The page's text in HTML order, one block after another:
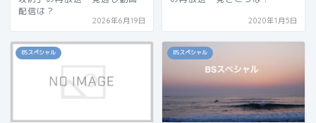
配信は？
2026年6月19日 2020年1月5日
BSスペシャル BSスペシャル